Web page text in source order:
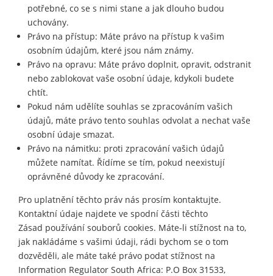
potřebné, co se s nimi stane a jak dlouho budou
uchovány.
Právo na přístup: Máte právo na přístup k vašim
osobním údajům, které jsou nám známy.
Právo na opravu: Máte právo doplnit, opravit, odstranit
nebo zablokovat vaše osobní údaje, kdykoli budete
chtít.
Pokud nám udělíte souhlas se zpracováním vašich
údajů, máte právo tento souhlas odvolat a nechat vaše
osobní údaje smazat.
Právo na námitku: proti zpracování vašich údajů
můžete namítat. Řídíme se tím, pokud neexistují
oprávněné důvody ke zpracování.
Pro uplatnění těchto práv nás prosím kontaktujte.
Kontaktní údaje najdete ve spodní části těchto
Zásad používání souborů cookies. Máte-li stížnost na to,
jak nakládáme s vašimi údaji, rádi bychom se o tom
dozvěděli, ale máte také právo podat stížnost na
Information Regulator South Africa: P.O Box 31533,